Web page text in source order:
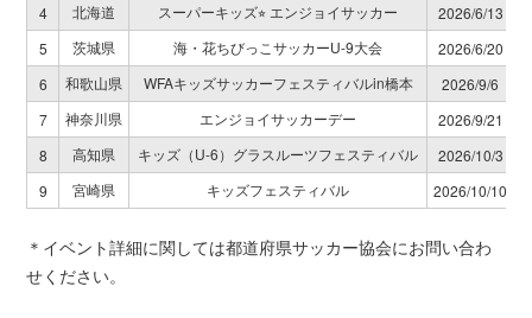
4 北海道 スーパーキッズ⭐︎ エンジョイサッカー
2026/6/13
5
茨城県 海・花ちびっこサッカーU-9大会
2026/6/20
6
和歌山県 WFAキッズサッカーフェスティバルin橋本 2026/9/6
7
神奈川県 エンジョイサッカーデー
2026/9/21
8
高知県 キッズ（U-6）グラスルーツフェスティバル
2026/10/3
9
宮崎県 キッズフェスティバル 2026/10/10
＊イベント詳細に関しては都道府県サッカー協会にお問い合わ
せください。